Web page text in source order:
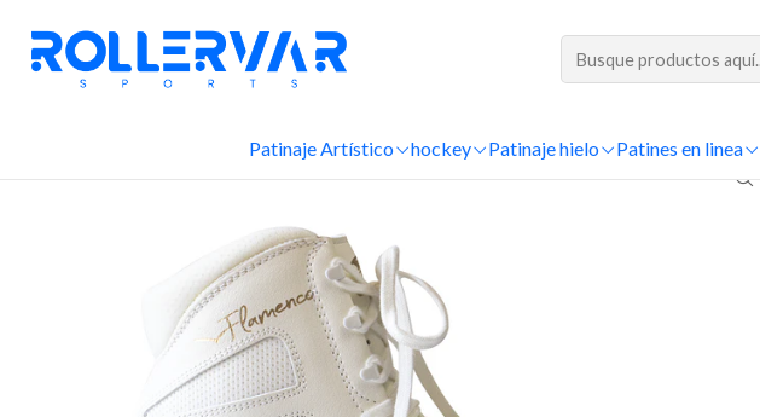
Patinaje Artístico hockey Patinaje hielo Patines en linea
Patinaje Artístico